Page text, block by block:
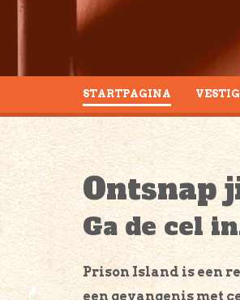
STARTPAGINA
Ontsnap
Ga de cel
Prison Island is een
een gevangenis met